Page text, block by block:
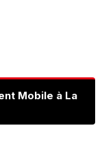
Mobile à La